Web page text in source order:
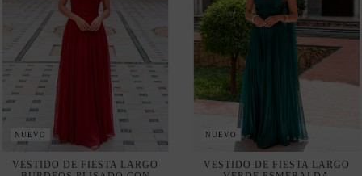
NUEVO
VESTIDO DE FIESTA LARGO
NUEVO
VESTIDO DE FIESTA LARGO